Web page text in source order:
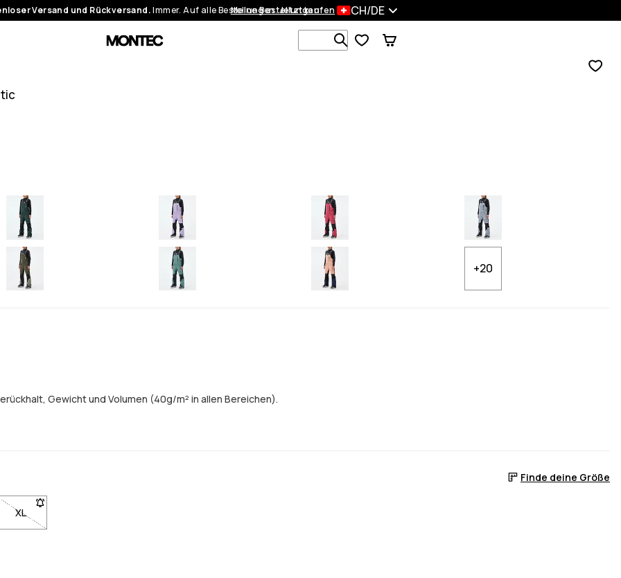
Versand und Rückversand.Immer. Auf alle Bestellungen.Jetzt kaufen
Meine Bestellungen CH/DE
Durchsuche 1 000+ Produkte
+20
Gewicht und Volumen (40g/m² in allen Bereichen).
Finde deine Größe
Klicke, um benachrichtigt zu werden, wenn sie wieder auf Lager ist
nicht verfügbar. Klicke, um benachrichtigt zu werden, wenn sie wieder auf Lager ist
XL- Größe XL nicht verfügbar. Klicke, um benachrichtigt zu werden, wenn sie wieder auf Lager ist